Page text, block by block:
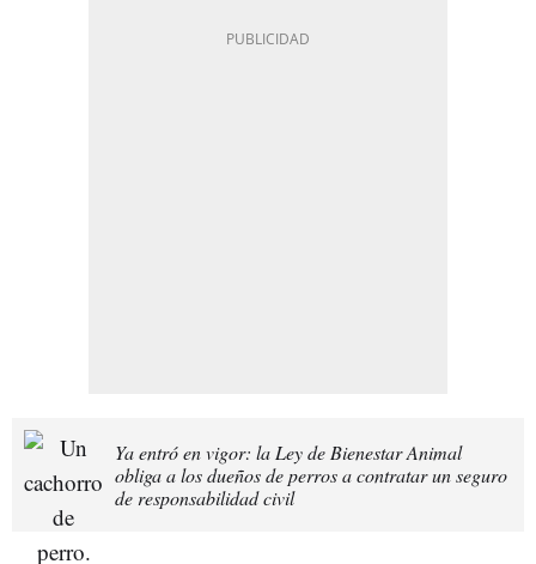
Ya entró en vigor: la Ley de Bienestar Animal
obliga a los dueños de perros a contratar un seguro
de responsabilidad civil